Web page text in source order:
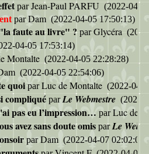
parJean-Paul PARFU (2022-04-
parDam (2022-04-05 17:50:13)
faute au livre" ?parGlycéra
04-05 17:53:14)
Montalte (2022-04-05 22:28:28)
(2022-04-05 22:54:06)
quoi parLuc de Montalte (2022-04-
compliqué parLe Webmestre (2022-
pas eu l’impression…parLuc de
avez sans doute omis parLe
parDam (2022-04-07 02:02:06)